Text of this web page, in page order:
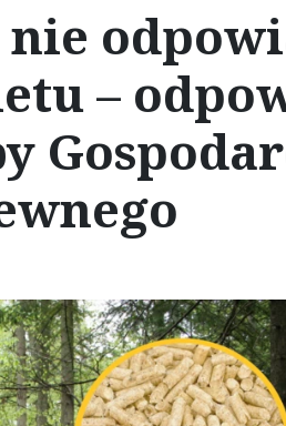
–